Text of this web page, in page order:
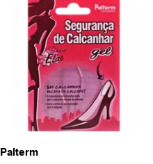
Palterm